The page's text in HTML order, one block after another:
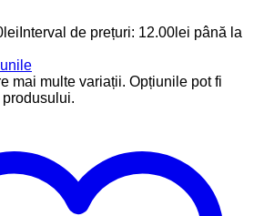
lei Interval de prețuri: 12.00lei până la
mai multe variații. Opțiunile pot fi